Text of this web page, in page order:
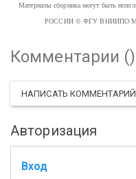
Материалы сборника могут быть
РОССИИ© ФГУ ВНИИПО
Комментарии ()
НАПИСАТЬ КОММЕНТАРИЙ
Авторизация
Вход